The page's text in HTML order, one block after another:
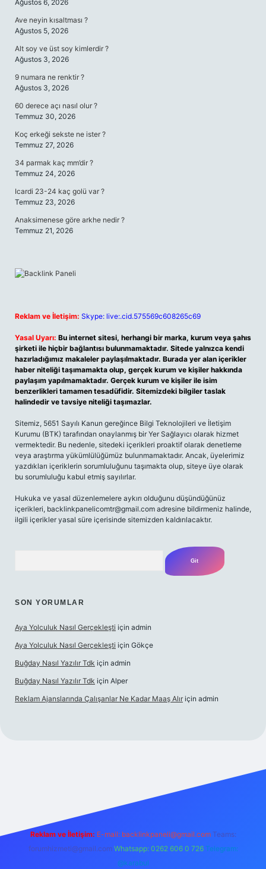
Ağustos 6, 2026
Ave neyin kısaltması ?
Ağustos 5, 2026
Alt soy ve üst soy kimlerdir ?
Ağustos 3, 2026
9 numara ne renktir ?
Ağustos 3, 2026
60 derece açı nasıl olur ?
Temmuz 30, 2026
Koç erkeği sekste ne ister ?
Temmuz 27, 2026
34 parmak kaç mm’dir ?
Temmuz 24, 2026
Icardi 23-24 kaç golü var ?
Temmuz 23, 2026
Anaksimenese göre arkhe nedir ?
Temmuz 21, 2026
Reklam ve İletişim: Skype: live:.cid.575569c608265c69
Yasal Uyarı: Bu internet sitesi, herhangi bir marka, kurum veya şahıs
şirketi ile hiçbir bağlantısı bulunmamaktadır. Sitede yalnızca kendi
hazırladığımız makaleler paylaşılmaktadır. Burada yer alan içerikler
haber niteliği taşımamakta olup, gerçek kurum ve kişiler hakkında
paylaşım yapılmamaktadır. Gerçek kurum ve kişiler ile isim
benzerlikleri tamamen tesadüfidir. Sitemizdeki bilgiler taslak
halindedir ve tavsiye niteliği taşımazlar.
Sitemiz, 5651 Sayılı Kanun gereğince Bilgi Teknolojileri ve İletişim
Kurumu (BTK) tarafından onaylanmış bir Yer Sağlayıcı olarak hizmet
vermektedir. Bu nedenle, sitedeki içerikleri proaktif olarak denetleme
veya araştırma yükümlülüğümüz bulunmamaktadır. Ancak, üyelerimiz
yazdıkları içeriklerin sorumluluğunu taşımakta olup, siteye üye olarak
bu sorumluluğu kabul etmiş sayılırlar.
Hukuka ve yasal düzenlemelere aykırı olduğunu düşündüğünüz
içerikleri, backlinkpanelicomtr@gmail.com adresine bildirmeniz halinde,
ilgili içerikler yasal süre içerisinde sitemizden kaldırılacaktır.
SON YORUMLAR
Aya Yolculuk Nasıl Gerçekleşti için admin
Aya Yolculuk Nasıl Gerçekleşti için Gökçe
Buğday Nasıl Yazılır Tdk için admin
Buğday Nasıl Yazılır Tdk için Alper
Reklam Ajanslarında Çalışanlar Ne Kadar Maaş Alır için admin
Reklam ve İletişim: E-mail: backlinkpaneli@gmail.com Teams:
forumhizmeti@gmail.com Whatsapp: 0262 606 0 726 Telegram:
@karabul